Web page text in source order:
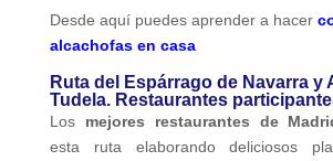
Desde aquí puedes aprender a hacer
alcachofas en casa
Ruta del Espárrago de Navarra y
Tudela. Restaurantes
Los mejores restaurantes de
esta ruta elaborando deliciosos